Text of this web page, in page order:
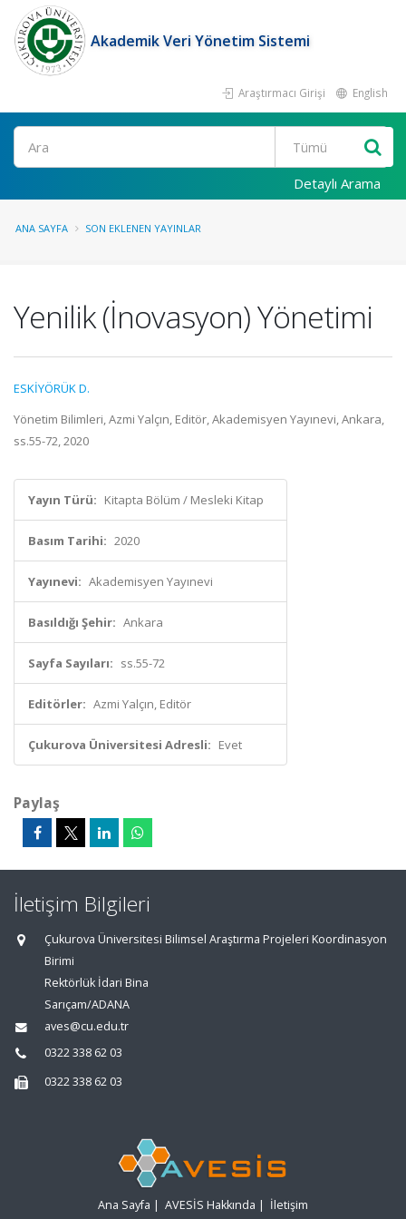
Akademik Veri Yönetim Sistemi
Araştırmacı Girişi English
Ara
Detaylı Arama
ANA SAYFA SON EKLENEN YAYINLAR
Yenilik (İnovasyon) Yönetimi
ESKİYÖRÜK D.
Yönetim Bilimleri, Azmi Yalçın, Editör, Akademisyen Yayınevi, Ankara,
ss.55-72, 2020
Yayın Türü: Kitapta Bölüm / Mesleki Kitap
Basım Tarihi: 2020
Yayınevi: Akademisyen Yayınevi
Basıldığı Şehir: Ankara
Sayfa Sayıları: ss.55-72
Editörler: Azmi Yalçın, Editör
Çukurova Üniversitesi Adresli: Evet
Paylaş
İletişim Bilgileri
Çukurova Üniversitesi Bilimsel Araştırma Projeleri Koordinasyon
Birimi
Rektörlük İdari Bina
Sarıçam/ADANA
aves@cu.edu.tr
0322 338 62 03
0322 338 62 03
Ana Sayfa | AVESİS Hakkında | İletişim